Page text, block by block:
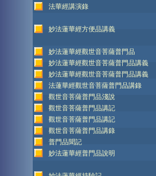
法華經講演錄
妙法蓮華經方便品講義
妙法蓮華經觀世音菩薩普門品
妙法蓮華經觀世音菩薩普門品講義
妙法蓮華經觀世音菩薩普門品講義
法蓮華經觀世音菩薩普門品講錄
觀世音菩薩普門品淺說
觀世音菩薩普門品講記
觀世音菩薩普門品講記
觀世音菩薩普門品講錄
普門品聞記
妙法蓮華經普門品說明